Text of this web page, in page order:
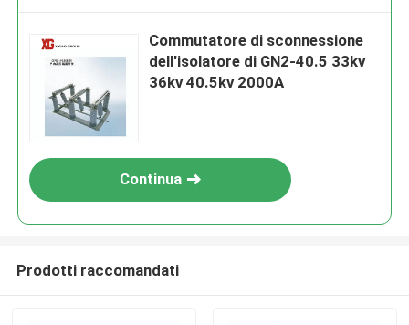
Commutatore di sconnessione
dell'isolatore di GN2-40.5 33kv
36kv 40.5kv 2000A
Continua
Prodotti raccomandati